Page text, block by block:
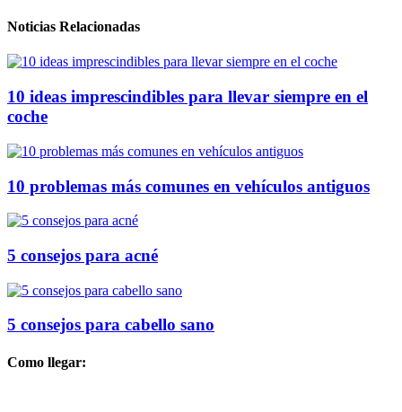
Noticias Relacionadas
10 ideas imprescindibles para llevar siempre en el
coche
10 problemas más comunes en vehículos antiguos
5 consejos para acné
5 consejos para cabello sano
Como llegar: